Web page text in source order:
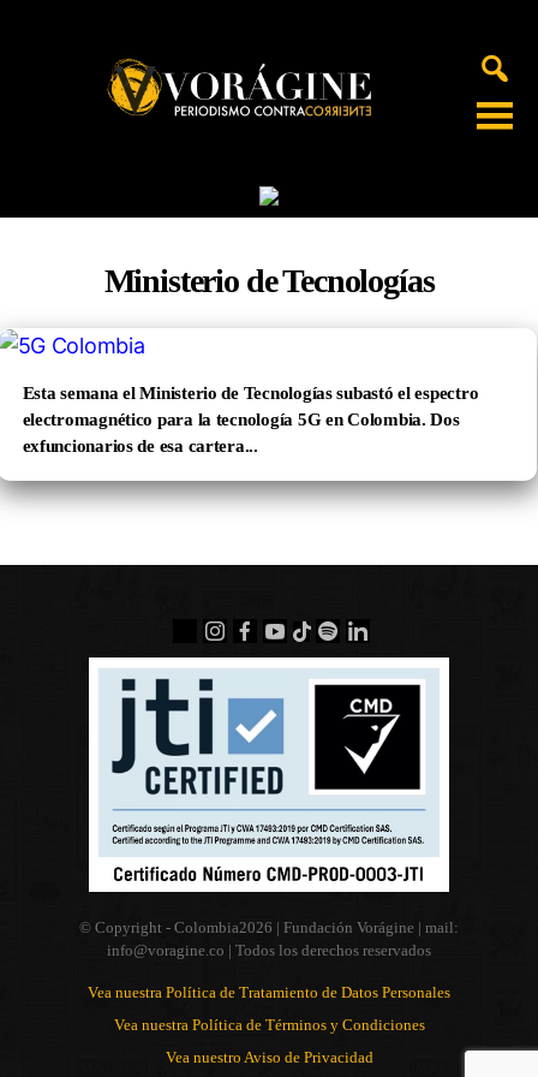
Ministerio de Tecnologías
Esta semana el Ministerio de Tecnologías subastó el espectro
electromagnético para la tecnología 5G en Colombia. Dos
exfuncionarios de esa cartera...
© Copyright - Colombia2026 | Fundación Vorágine | mail:
info@voragine.co | Todos los derechos reservados
Vea nuestra Política de Tratamiento de Datos Personales
Vea nuestra Política de Términos y Condiciones
Vea nuestro Aviso de Privacidad